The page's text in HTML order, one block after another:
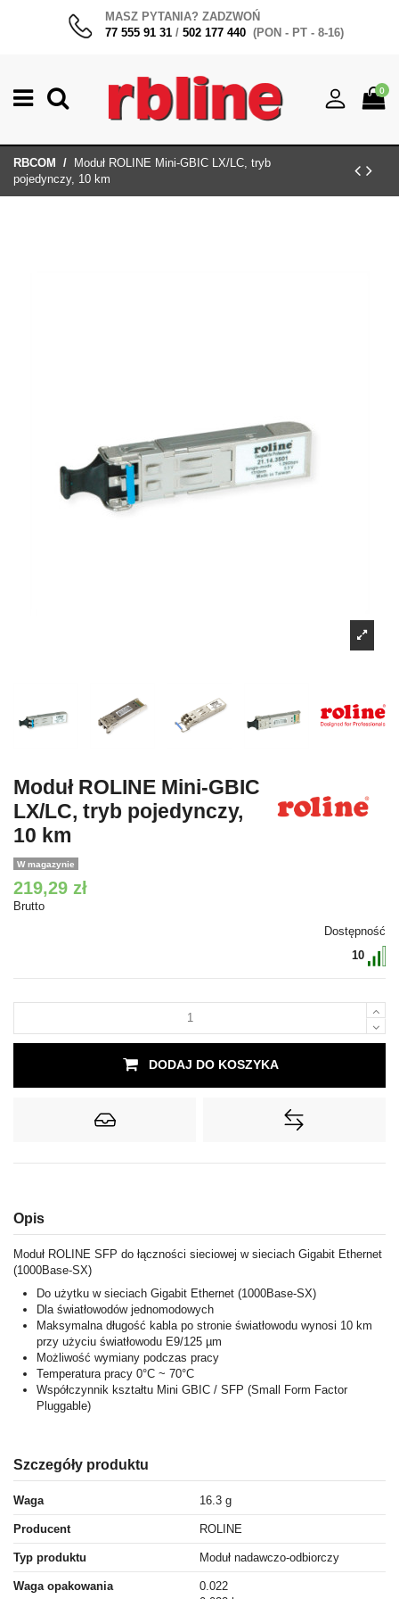
MASZ PYTANIA? ZADZWOŃ
77 555 91 31 / 502 177 440 (PON - PT - 8-16)
0
RBCOM
Moduł ROLINE Mini-GBIC LX/LC, tryb
pojedynczy, 10 km
Moduł ROLINE Mini-GBIC
LX/LC, tryb pojedynczy,
10 km
W magazynie
219,29 zł
Brutto
Dostępność
10
DODAJ DO KOSZYKA
Opis
Moduł ROLINE SFP do łączności sieciowej w sieciach Gigabit Ethernet
(1000Base-SX)
Do użytku w sieciach Gigabit Ethernet (1000Base-SX)
Dla światłowodów jednomodowych
Maksymalna długość kabla po stronie światłowodu wynosi 10 km
przy użyciu światłowodu E9/125 µm
Możliwość wymiany podczas pracy
Temperatura pracy 0°C ~ 70°C
Współczynnik kształtu Mini GBIC / SFP (Small Form Factor
Pluggable)
Szczegóły produktu
Waga 16.3 g
Producent ROLINE
Typ produktu Moduł nadawczo-odbiorczy
Waga opakowania
0.022